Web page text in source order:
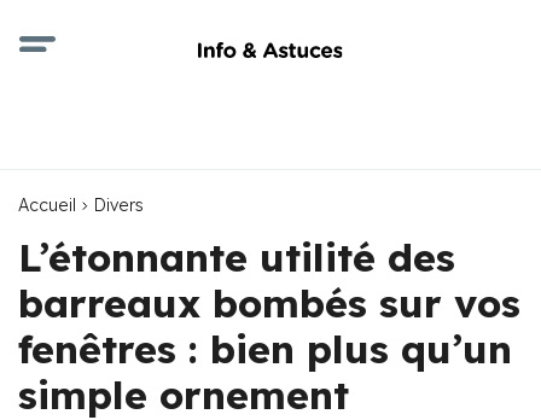
Accueil Divers
L’étonnante utilité des
barreaux bombés sur vos
fenêtres : bien plus qu’un
simple ornement